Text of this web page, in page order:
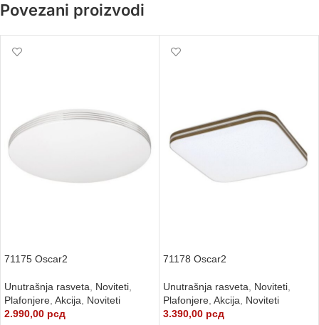
Povezani proizvodi
71175 Oscar2
Unutrašnja rasveta Noviteti
Plafonjere Akcija
Noviteti
2.990,00 рсд
71178 Oscar2
Unutrašnja rasveta Noviteti
Plafonjere Akcija
Noviteti
3.390,00 рсд